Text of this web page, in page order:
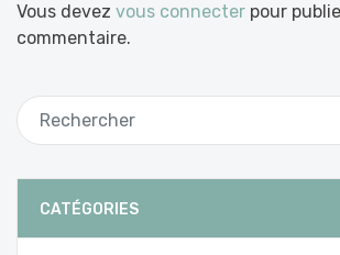
Vous devez vous connecter pour
commentaire.
CATÉGORIES